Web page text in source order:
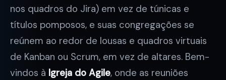
nos quadros do Jira) em vez de túnicas e
títulos pomposos, e suas congregações se
reúnem ao redor de lousas e quadros virtuais
de Kanban ou Scrum, em vez de altares. Bem-
vindos à Igreja do Agile, onde as reuniões